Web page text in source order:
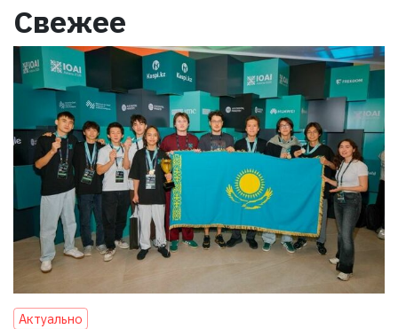
Свежее
Актуально